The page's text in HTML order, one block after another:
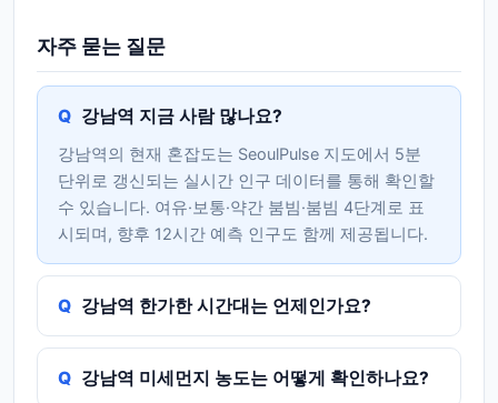
자주 묻는 질문
강남역 지금 사람 많나요?
강남역의 현재 혼잡도는 SeoulPulse 지도에서 5분
단위로 갱신되는 실시간 인구 데이터를 통해 확인할
수 있습니다. 여유·보통·약간 붐빔·붐빔 4단계로 표
시되며, 향후 12시간 예측 인구도 함께 제공됩니다.
강남역 한가한 시간대는 언제인가요?
강남역 미세먼지 농도는 어떻게 확인하나요?